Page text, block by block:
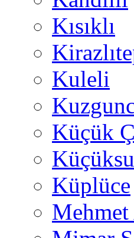
Kısıklı
Kuleli
Küçük
Küçüksu
Küplüce